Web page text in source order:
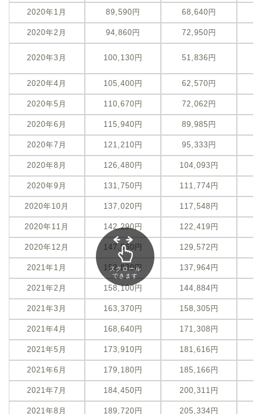
2020年1月 89,590円 68,640円
2020年2月 94,860円 72,950円
2020年3月 100,130円 51,836円
2020年4月 105,400円 62,570円
2020年5月 110,670円 72,062円
2020年6月 115,940円 89,985円
2020年7月 121,210円 95,333円
2020年8月 126,480円 104,093円
2020年9月 131,750円 111,774円
2020年10月 137,020円 117,548円
2020年11月 142,290円 122,419円
2020年12月 147,560円 129,572円
2021年1月 152,830円 137,964円
2021年2月 158,100円 144,884円
2021年3月 163,370円 158,305円
2021年4月 168,640円 171,308円
2021年5月 173,910円 181,616円
2021年6月 179,180円 185,166円
2021年7月 184,450円 200,311円
2021年8月 189,720円 205,334円
スクロール
できます